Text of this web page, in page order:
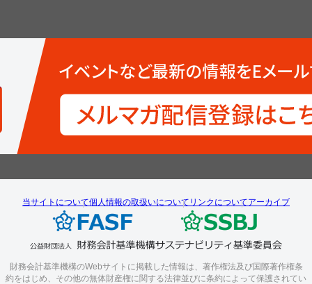
当サイトについて個人情報の取扱いについて リンクについてアーカイブ
財務会計基準機構のWebサイトに掲載した情報は、著作権法及び国際著作権条
約をはじめ、その他の無体財産権に関する法律並びに条約によって保護されてい